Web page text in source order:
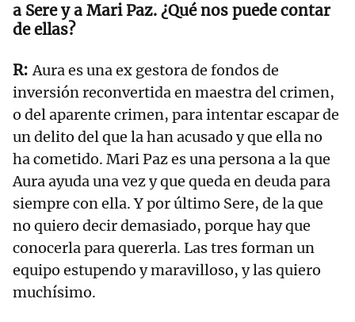
a Sere y a Mari Paz. ¿Qué nos puede contar
de ellas?
Aura es una ex gestora de fondos de
inversión reconvertida en maestra del crimen,
o del aparente crimen, para intentar escapar de
un delito del que la han acusado y que ella no
ha cometido. Mari Paz es una persona a la que
Aura ayuda una vez y que queda en deuda para
siempre con ella. Y por último Sere, de la que
no quiero decir demasiado, porque hay que
conocerla para quererla. Las tres forman un
equipo estupendo y maravilloso, y las quiero
muchísimo.